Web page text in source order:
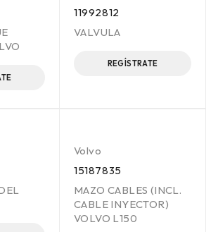
11992812
VALVULA
REGÍSTRATE
Volvo
15187835
MAZO CABLES (INCL.
CABLE INYECTOR)
VOLVO L150